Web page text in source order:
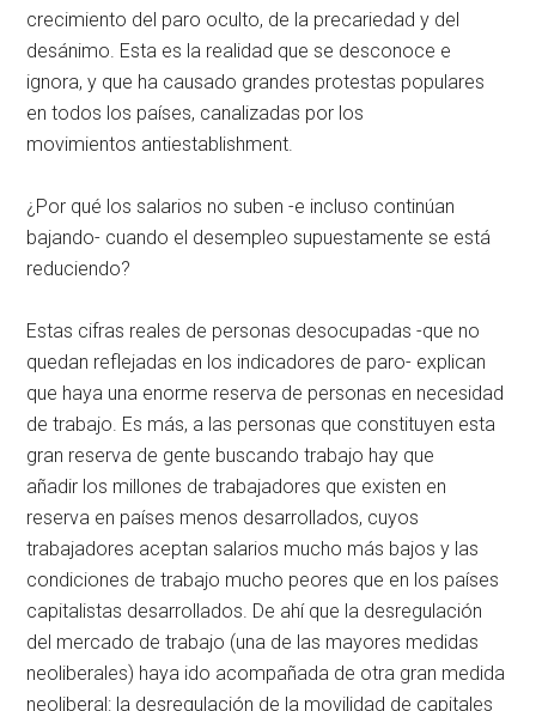
crecimiento del paro oculto, de la precariedad y del
desánimo. Esta es la realidad que se desconoce e
ignora, y que ha causado grandes protestas populares
en todos los países, canalizadas por los
movimientos antiestablishment.
¿Por qué los salarios no suben -e incluso continúan
bajando- cuando el desempleo supuestamente se está
reduciendo?
Estas cifras reales de personas desocupadas -que no
quedan reflejadas en los indicadores de paro- explican
que haya una enorme reserva de personas en necesidad
de trabajo. Es más, a las personas que constituyen esta
gran reserva de gente buscando trabajo hay que
añadir los millones de trabajadores que existen en
reserva en países menos desarrollados, cuyos
trabajadores aceptan salarios mucho más bajos y las
condiciones de trabajo mucho peores que en los países
capitalistas desarrollados. De ahí que la desregulación
del mercado de trabajo (una de las mayores medidas
neoliberales) haya ido acompañada de otra gran medida
neoliberal: la desregulación de la movilidad de capitales